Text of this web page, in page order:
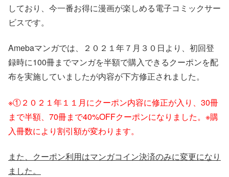
しており、今一番お得に漫画が楽しめる電子コミックサー
ビスです。
Amebaマンガでは、２０２１年７月３０日より、初回登
録時に100冊までマンガを半額で購入できるクーポンを配
布を実施していましたが内容が下方修正されました。
※①２０２１年１１月にクーポン内容に修正が入り、30冊
まで半額、70冊まで40%OFFクーポンになりました。※購
入冊数により割引額が変わります。
また、クーポン利用はマンガコイン決済のみに変更になり
ました。